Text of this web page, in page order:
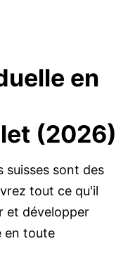
en
(2026)
suisses sont des
tout ce qu'il
et développer
en toute